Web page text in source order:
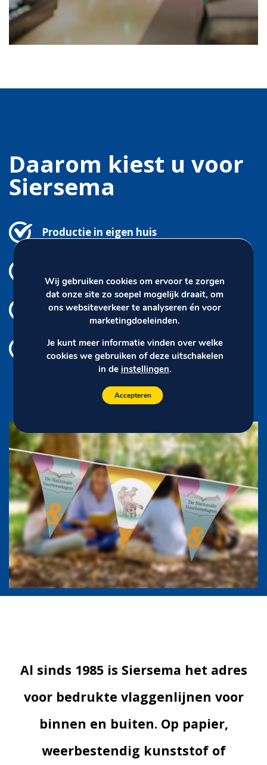
Daarom kiest u voor
Siersema
Productie in eigen huis
Eigen ontwerp vlaggetjes
Meters tot kilometers
Al sinds 1985 is Siersema het adres
voor bedrukte vlaggenlijnen voor
binnen en buiten. Op papier,
weerbestendig kunststof of
Wij gebruiken cookies om ervoor te zorgen
dat onze site zo soepel mogelijk draait, om
ons websiteverkeer te analyseren én voor
marketingdoeleinden.
Je kunt meer informatie vinden over welke
cookies we gebruiken of deze uitschakelen
in de instellingen.
Accepteren